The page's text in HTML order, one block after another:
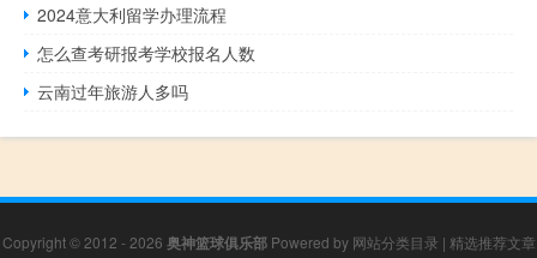
2024意大利留学办理流程
怎么查考研报考学校报名人数
云南过年旅游人多吗
Copyright © 2012 - 2026 奥神篮球俱乐部Powered by 网站分类目录 | 精选推荐文章